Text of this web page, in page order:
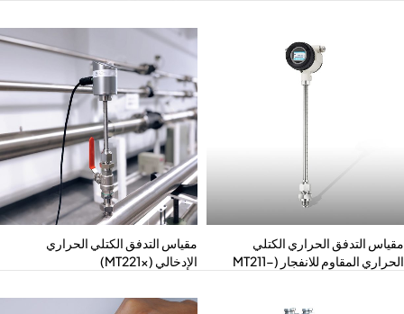
التدفق الحراري الكتلي
الحراري المقاوم للانفجار (MT211-
مقياس التدفق الكتلي الحراري
الإدخالي (MT221x)